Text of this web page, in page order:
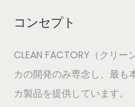
コンセプト
CLEAN FACTORY（クリ
カの開発のみ専念し、最も
カ製品を提供しています。